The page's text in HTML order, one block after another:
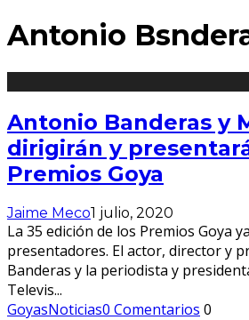
Antonio
Antonio Banderas y
dirigirán y
Premios Goya
Jaime Meco1 julio, 2020
La 35 edición de los Premios Goya
presentadores. El actor, director y
Banderas y la periodista y
Televis...
GoyasNoticias0 Comentarios 0